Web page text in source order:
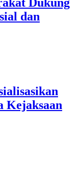
dan
Kejaksaan